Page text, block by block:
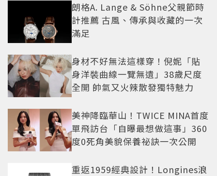
朗格A. Lange & Söhne父親節時
計推薦 古風、傳承與收藏的一次
滿足
身材不好無法這樣穿！倪妮「貼
身洋裝曲線一覽無遺」38歲尺度
全開 帥氣又火辣散發獨特魅力
美神降臨華山！TWICE MINA首度
單飛訪台「自曝最想做這事」360
度0死角美貌保養祕訣一次公開
重返1959經典設計！Longines浪